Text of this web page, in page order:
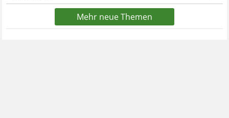
Mehr neue Themen